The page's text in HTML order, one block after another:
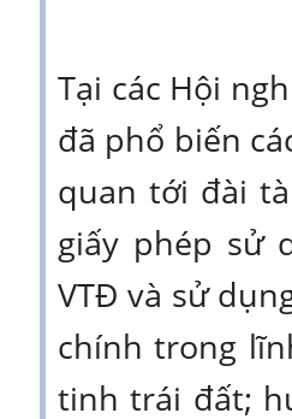
Tại các Hội
đã phổ biến
quan tới đài
giấy phép sử
VTĐ và sử
chính trong
tinh trái đất;